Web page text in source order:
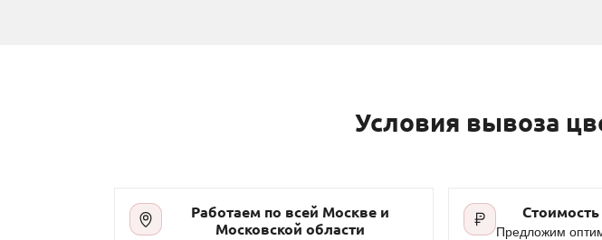
Условия вывоза
Работаем по всей Москве и
Московской области
Предложим